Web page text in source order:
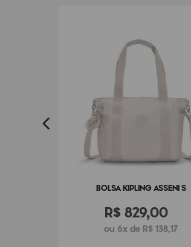
BOLSA KIPLING ASSENI S
R$ 829,00
ou 6x de R$ 138,17